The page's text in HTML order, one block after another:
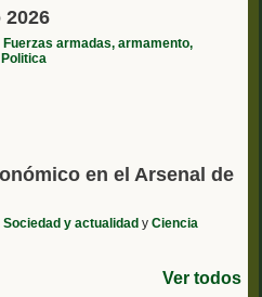
Fuerzas armadas, armamento,
Politica
en el Arsenal de
Sociedad y actualidad y Ciencia
Ver todos